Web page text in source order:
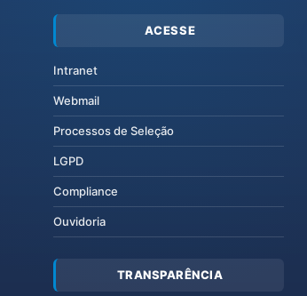
ACESSE
Intranet
Webmail
Processos de Seleção
LGPD
Compliance
Ouvidoria
TRANSPARÊNCIA